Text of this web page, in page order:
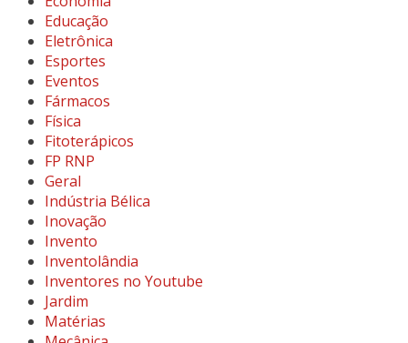
Educação
Eletrônica
Esportes
Eventos
Fármacos
Física
Fitoterápicos
FP RNP
Geral
Indústria Bélica
Inovação
Invento
Inventolândia
Inventores no Youtube
Jardim
Matérias